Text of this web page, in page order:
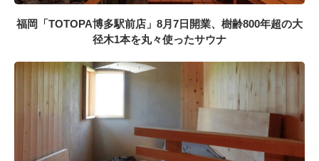
福岡「TOTOPA博多駅前店」8月7日開業、樹齢800年超の大
径木1本を丸々使ったサウナ